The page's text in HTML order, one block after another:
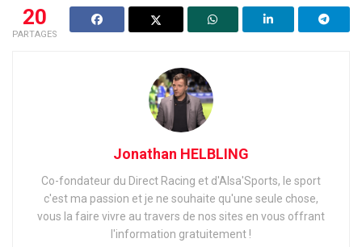
20
PARTAGES
Jonathan HELBLING
Co-fondateur du Direct Racing et d'Alsa'Sports, le sport
c'est ma passion et je ne souhaite qu'une seule chose,
vous la faire vivre au travers de nos sites en vous offrant
l'information gratuitement !